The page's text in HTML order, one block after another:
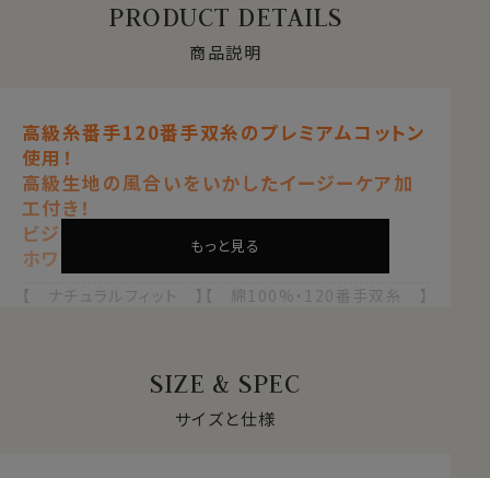
PRODUCT DETAILS
商品説明
高級糸番手120番手双糸のプレミアムコットン
使用！
高級生地の風合いをいかしたイージーケア加
工付き！
ビジネスのみならずフォーマルにも
ホワイト 白
【 ナチュラルフィット 】【 綿100%・120番手双糸 】
【 ポケット無し 】【 長袖 】
もっと見る
SIZE & SPEC
サイズと仕様